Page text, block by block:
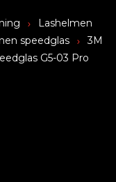
Lashelmen
speedglas
3M
G5-03 Pro